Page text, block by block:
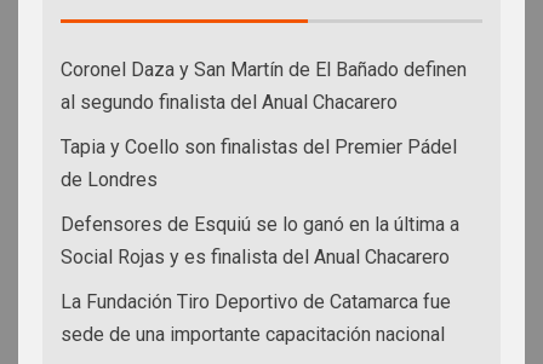
Coronel Daza y San Martín de El Bañado definen
al segundo finalista del Anual Chacarero
Tapia y Coello son finalistas del Premier Pádel
de Londres
Defensores de Esquiú se lo ganó en la última a
Social Rojas y es finalista del Anual Chacarero
La Fundación Tiro Deportivo de Catamarca fue
sede de una importante capacitación nacional